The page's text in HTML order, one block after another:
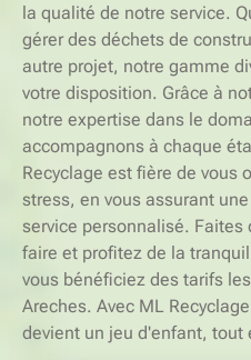
la qualité de notre service.
gérer des déchets de
autre projet, notre gamme
votre disposition. Grâce à
notre expertise dans le
accompagnons à chaque
Recyclage est fière de vous
stress, en vous assurant
service personnalisé.
faire et profitez de la
vous bénéficiez des tarifs
Areches. Avec ML
devient un jeu d'enfant, tout